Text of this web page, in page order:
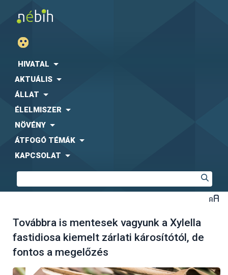
HIVATAL
AKTUÁLIS
ÁLLAT
ÉLELMISZER
NÖVÉNY
ÁTFOGÓ TÉMÁK
KAPCSOLAT
Továbbra is mentesek vagyunk a Xylella
fastidiosa kiemelt zárlati károsítótól, de
fontos a megelőzés